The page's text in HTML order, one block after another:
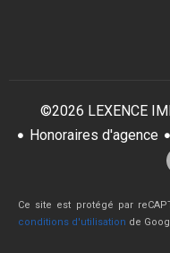
©2026 LEXENCE
Honoraires d'agence
Ce site est protégé par
conditions d'utilisation de